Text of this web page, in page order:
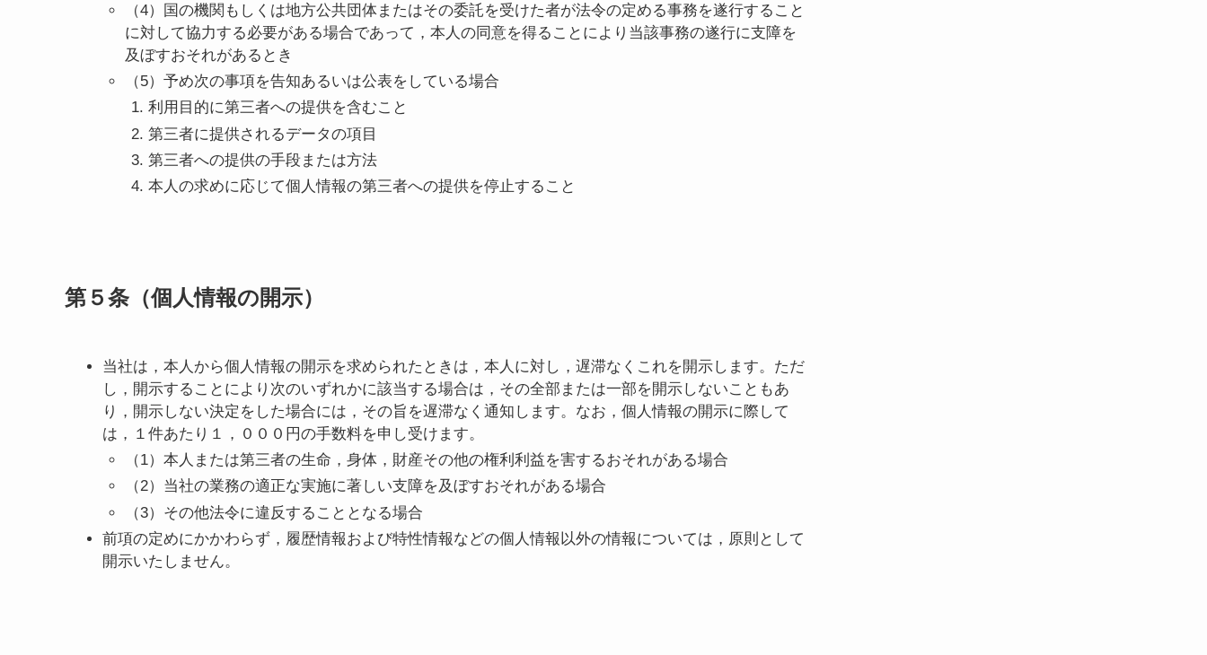
（4）国の機関もしくは地方公共団体またはその委託を受けた者が法令の定める事務を遂行すること
に対して協力する必要がある場合であって，本人の同意を得ることにより当該事務の遂行に支障を
及ぼすおそれがあるとき
（5）予め次の事項を告知あるいは公表をしている場合
利用目的に第三者への提供を含むこと
第三者に提供されるデータの項目
第三者への提供の手段または方法
本人の求めに応じて個人情報の第三者への提供を停止すること
第５条（個人情報の開示）
当社は，本人から個人情報の開示を求められたときは，本人に対し，遅滞なくこれを開示します。ただ
し，開示することにより次のいずれかに該当する場合は，その全部または一部を開示しないこともあ
り，開示しない決定をした場合には，その旨を遅滞なく通知します。なお，個人情報の開示に際して
は，１件あたり１，０００円の手数料を申し受けます。
（1）本人または第三者の生命，身体，財産その他の権利利益を害するおそれがある場合
（2）当社の業務の適正な実施に著しい支障を及ぼすおそれがある場合
（3）その他法令に違反することとなる場合
前項の定めにかかわらず，履歴情報および特性情報などの個人情報以外の情報については，原則として
開示いたしません。